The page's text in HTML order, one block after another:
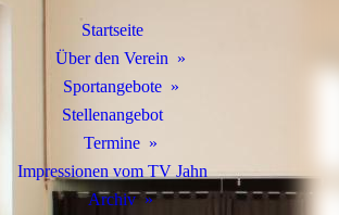
Startseite
Über den Verein
Sportangebote
Stellenangebot
Termine
Impressionen vom TV Jahn
Archiv